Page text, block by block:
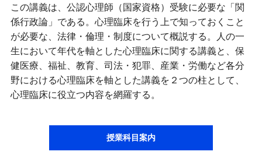
この講義は、公認心理師（国家資格）受験に必要な「関
係行政論」である。心理臨床を行う上で知っておくこと
が必要な、法律・倫理・制度について概説する。人の一
生において年代を軸とした心理臨床に関する講義と、保
健医療、福祉、教育、司法・犯罪、産業・労働など各分
野における心理臨床を軸とした講義を２つの柱として、
心理臨床に役立つ内容を網羅する。
授業科目案内